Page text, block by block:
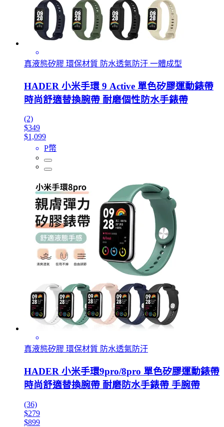
真液態矽膠 環保材質 防水透氣防汙 一體成型
HADER 小米手環 9 Active 單色矽膠運動錶帶
時尚舒適替換腕帶 耐磨個性防水手錶帶
(2)
$349
$1,099
P幣
真液態矽膠 環保材質 防水透氣防汙
HADER 小米手環9pro/8pro 單色矽膠運動錶帶
時尚舒適替換腕帶 耐磨防水手錶帶 手腕帶
(36)
$279
$899